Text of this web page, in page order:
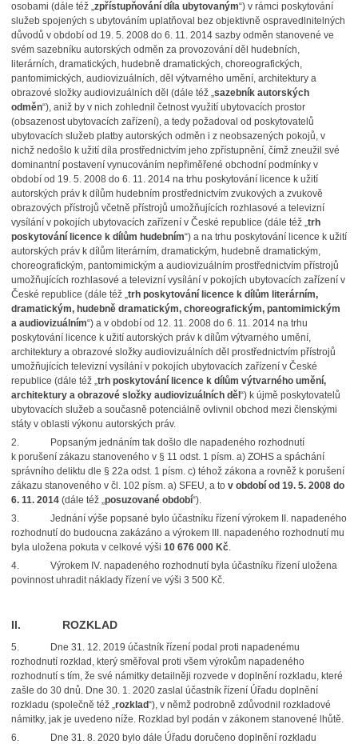
osobami (dále též „zpřístupňování díla ubytovaným“) v rámci poskytování
služeb spojených s ubytováním uplatňoval bez objektivně ospravedlnitelných
důvodů v období od 19. 5. 2008 do 6. 11. 2014 sazby odměn stanovené ve
svém sazebníku autorských odměn za provozování děl hudebních,
literárních, dramatických, hudebně dramatických, choreografických,
pantomimických, audiovizuálních, děl výtvarného umění, architektury a
obrazové složky audiovizuálních děl (dále též „sazebník autorských
odměn“), aniž by v nich zohlednil četnost využití ubytovacích prostor
(obsazenost ubytovacích zařízení), a tedy požadoval od poskytovatelů
ubytovacích služeb platby autorských odměn i z neobsazených pokojů, v
nichž nedošlo k užití díla prostřednictvím jeho zpřístupnění, čímž zneužil své
dominantní postavení vynucováním nepřiměřené obchodní podmínky v
období od 19. 5. 2008 do 6. 11. 2014 na trhu poskytování licence k užití
autorských práv k dílům hudebním prostřednictvím zvukových a zvukově
obrazových přístrojů včetně přístrojů umožňujících rozhlasové a televizní
vysílání v pokojích ubytovacích zařízení v České republice (dále též „trh
poskytování licence k dílům hudebním“) a na trhu poskytování licence k užití
autorských práv k dílům literárním, dramatickým, hudebně dramatickým,
choreografickým, pantomimickým a audiovizuálním prostřednictvím přístrojů
umožňujících rozhlasové a televizní vysílání v pokojích ubytovacích zařízení v
České republice (dále též „trh poskytování licence k dílům literárním,
dramatickým, hudebně dramatickým, choreografickým, pantomimickým
a audiovizuálním“) a v období od 12. 11. 2008 do 6. 11. 2014 na trhu
poskytování licence k užití autorských práv k dílům výtvarného umění,
architektury a obrazové složky audiovizuálních děl prostřednictvím přístrojů
umožňujících televizní vysílání v pokojích ubytovacích zařízení v České
republice (dále též „trh poskytování licence k dílům výtvarného umění,
architektury a obrazové složky audiovizuálních děl “) k újmě poskytovatelů
ubytovacích služeb a současně potenciálně ovlivnil obchod mezi členskými
státy v oblasti výkonu autorských práv.
2.
Popsaným jednáním tak došlo dle napadeného rozhodnutí
k porušení zákazu stanoveného v § 11 odst. 1 písm. a) ZOHS a spáchání
správního deliktu dle § 22a odst. 1 písm. c) téhož zákona a rovněž k porušení
zákazu stanoveného v čl. 102 písm. a) SFEU, a to v období od 19. 5. 2008 do
6. 11. 2014(dále též „posuzované období“).
3.
Jednání výše popsané bylo účastníku řízení výrokem II. napadeného
rozhodnutí do budoucna zakázáno a výrokem III. napadeného rozhodnutí mu
byla uložena pokuta v celkové výši 10 676 000 Kč.
4.
Výrokem IV. napadeného rozhodnutí byla účastníku řízení uložena
povinnost uhradit náklady řízení ve výši 3 500 Kč.
II. ROZKLAD
5.
Dne 31. 12. 2019 účastník řízení podal proti napadenému
rozhodnutí rozklad, který směřoval proti všem výrokům napadeného
rozhodnutí s tím, že své námitky detailněji rozvede v doplnění rozkladu, které
zašle do 30 dnů. Dne 30. 1. 2020 zaslal účastník řízení Úřadu doplnění
rozkladu (společně též „rozklad“), v němž podrobně zdůvodnil rozkladové
námitky, jak je uvedeno níže. Rozklad byl podán v zákonem stanovené lhůtě.
6.
Dne 31. 8. 2020 bylo dále Úřadu doručeno doplnění rozkladu